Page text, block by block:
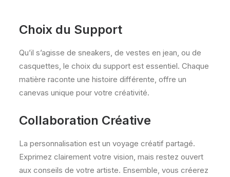
Choix du Support
Qu’il s’agisse de sneakers, de vestes en jean, ou de
casquettes, le choix du support est essentiel. Chaque
matière raconte une histoire différente, offre un
canevas unique pour votre créativité.
Collaboration Créative
La personnalisation est un voyage créatif partagé.
Exprimez clairement votre vision, mais restez ouvert
aux conseils de votre artiste. Ensemble, vous créerez